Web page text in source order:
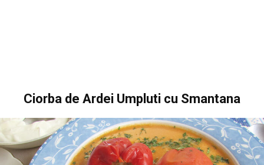
Ciorba de Ardei Umpluti cu Smantana